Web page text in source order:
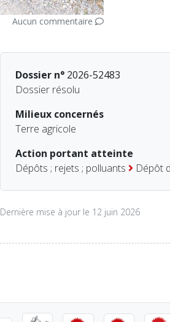
Aucun commentaire
Dossier n°2026-52483
Dossier résolu
Milieux concernés
Terre agricole
Action portant atteinte
Dépôts ; rejets ; polluants
Dépôt
Dernière mise à jour le 12 juin 2026